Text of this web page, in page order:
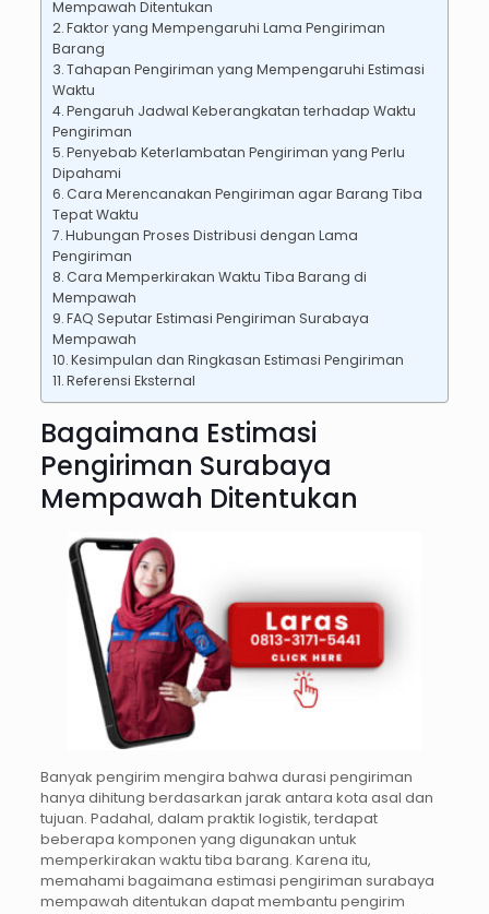
Mempawah Ditentukan
Faktor yang Mempengaruhi Lama Pengiriman
Barang
Tahapan Pengiriman yang Mempengaruhi Estimasi
Waktu
Pengaruh Jadwal Keberangkatan terhadap Waktu
Pengiriman
Penyebab Keterlambatan Pengiriman yang Perlu
Dipahami
Cara Merencanakan Pengiriman agar Barang Tiba
Tepat Waktu
Hubungan Proses Distribusi dengan Lama
Pengiriman
Cara Memperkirakan Waktu Tiba Barang di
Mempawah
FAQ Seputar Estimasi Pengiriman Surabaya
Mempawah
Kesimpulan dan Ringkasan Estimasi Pengiriman
Referensi Eksternal
Bagaimana Estimasi
Pengiriman Surabaya
Mempawah Ditentukan
Banyak pengirim mengira bahwa durasi pengiriman
hanya dihitung berdasarkan jarak antara kota asal dan
tujuan. Padahal, dalam praktik logistik, terdapat
beberapa komponen yang digunakan untuk
memperkirakan waktu tiba barang. Karena itu,
memahami bagaimana estimasi pengiriman surabaya
mempawah ditentukan dapat membantu pengirim